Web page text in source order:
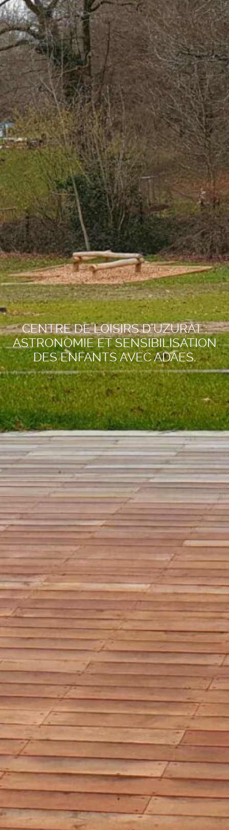
CENTRE DE LOISIRS D’UZURAT :
ASTRONOMIE ET SENSIBILISATION
DES ENFANTS AVEC ADAES.